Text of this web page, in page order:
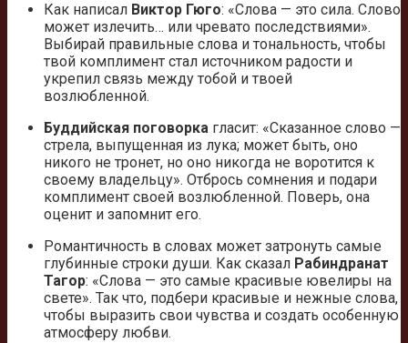
Как написал Виктор Гюго: «Слова — это сила. Слово
может излечить… или чревато последствиями».
Выбирай правильные слова и тональность, чтобы
твой комплимент стал источником радости и
укрепил связь между тобой и твоей
возлюбленной.
Буддийская поговорка гласит: «Сказанное слово —
стрела, выпущенная из лука; может быть, оно
никого не тронет, но оно никогда не воротится к
своему владельцу». Отбрось сомнения и подари
комплимент своей возлюбленной. Поверь, она
оценит и запомнит его.
Романтичность в словах может затронуть самые
глубинные строки души. Как сказал Рабиндранат
Тагор: «Слова — это самые красивые ювелиры на
свете». Так что, подбери красивые и нежные слова,
чтобы выразить свои чувства и создать особенную
атмосферу любви.